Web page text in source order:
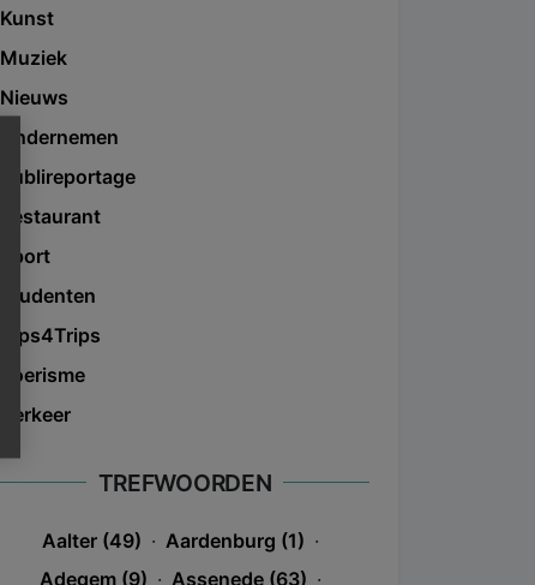
Kunst
Muziek
Nieuws
Ondernemen
Publireportage
Restaurant
Sport
Studenten
Tips4Trips
Toerisme
Verkeer
TREFWOORDEN
Aalter (49) · Aardenburg (1) ·
Adegem (9) · Assenede (63) ·